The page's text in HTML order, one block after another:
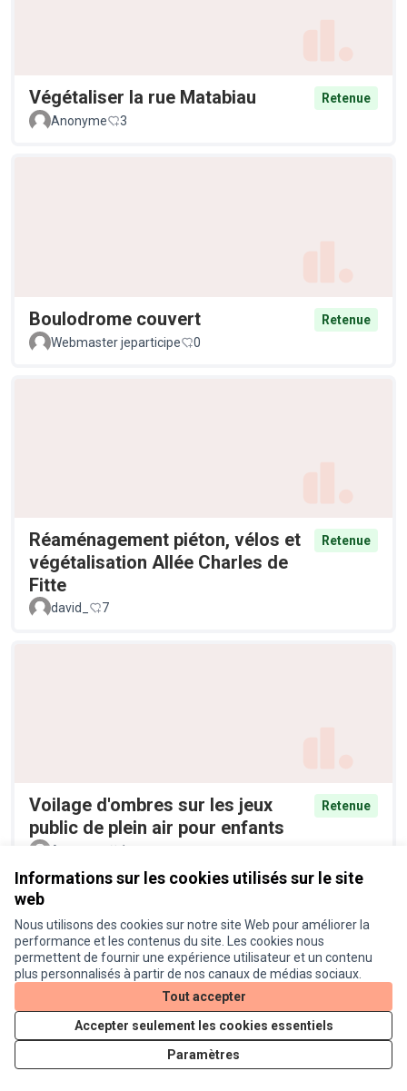
Informations sur les cookies utilisés sur le site
web
Nous utilisons des cookies sur notre site Web pour améliorer la
performance et les contenus du site. Les cookies nous
permettent de fournir une expérience utilisateur et un contenu
plus personnalisés à partir de nos canaux de médias sociaux.
Tout accepter
Accepter seulement les cookies essentiels
Paramètres
Végétaliser la rue Matabiau
Retenue
Anonyme
3
Boulodrome couvert
Retenue
Webmaster jeparticipe
0
Réaménagement piéton, vélos et
végétalisation Allée Charles de
Fitte
Retenue
david_ 7
Voilage d'ombres sur les jeux
public de plein air pour enfants
Retenue
Anonyme 1
Pieges à moustiques tigres
Anonyme
6